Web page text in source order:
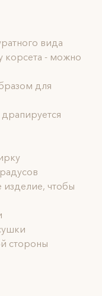
вида
корсета - можно
для
изделие, чтобы
стороны